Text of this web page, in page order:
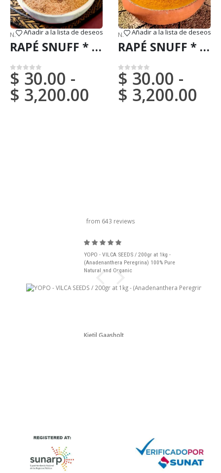
VENTES (Courrier National)
Añadir a la lista de deseos
NOUVEAUX ARRIVÉS (DHL ou FedEx) RAPÉ
RAPÉ SNUFF * PARICA (DU BRÉSIL) / 5gr à 100gr / - 100 % fabriqué par les Tribus Natives d'Amazonie
0sur 5
$ 30.00 -
$ 3,200.00
Añadir a la lista de deseos
NOUVEAUX ARRIVÉS (DHL ou FedEx)
RAPÉ SNUFF * ROSA BRANCA (DU BRÉSIL) / 5gr à 100gr / - 100 % fabriqué par des Tribus Natives d'Amazonie
0sur 5
$ 30.00 -
$ 3,200.00
from 643 reviews
YOPO - VILCA SEEDS / 200gr at 1kg -
(Anadenanthera Peregrina) 100% Pure
Natural and Organic
Kjetil Gaasholt